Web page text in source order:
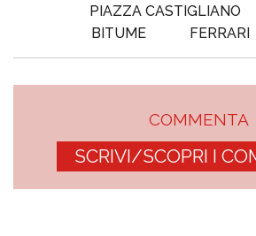
PIAZZA CASTIGLIANO
BITUME
FERRARI
COMMENTA
SCRIVI/SCOPRI I